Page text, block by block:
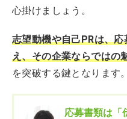
心掛けましょう。
志望動機や自己PRは、
え、その企業ならではの
を突破する鍵となります。
応募書類は「